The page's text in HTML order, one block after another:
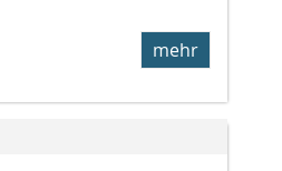
mehr